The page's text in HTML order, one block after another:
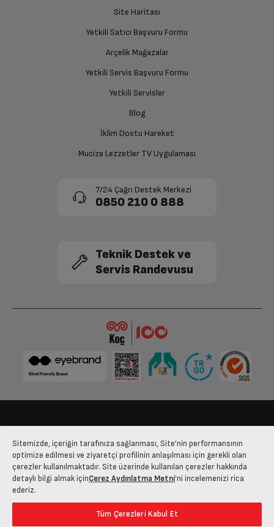
Site Haritası
Yetkili Satıcı Başvuru Formu
Arçelik Mağazalar
Yetkili Servis Başvuru Formu
Yetkili Servisler
Blog
İklim Dostu Hareket
Mucize Lezzetler TV Uygulaması
7/24 Çağrı Destek Merkezi
0850 210 0 888
Teknik Destek ve
Servis Randevusu
Satış Sözleşmesi
© 2025 arcelik.com.tr
Sitemizde, içeriğin tarafınıza sağlanması, Site’nin performansının
optimize edilmesi ve ziyaretçi profilinin anlaşılması için gerekli olan
çerezler kullanılmaktadır. Site üzerinde kullanılan çerezler hakkında
detaylı bilgi almak içinÇerez Aydınlatma Metni’ni incelemenizi rica
ederiz.
Tüm Çerezleri Kabul Et